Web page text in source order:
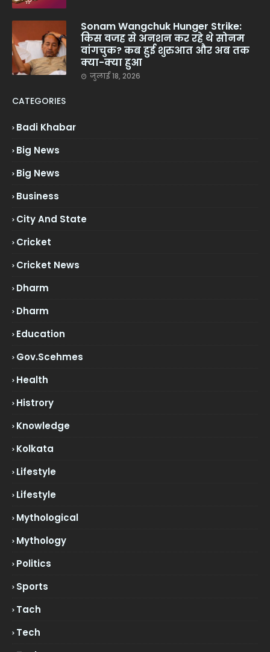
Sonam Wangchuk Hunger Strike:
किस वजह से अनशन कर रहे थे सोनम
वांगचुक? कब हुई शुरुआत और अब तक
क्या-क्या हुआ
जुलाई 18, 2026
CATEGORIES
Badi Khabar
Big News
Big News
Business
City And State
Cricket
Cricket News
Dharm
Dharm
Education
Gov.scehmes
Health
Histrory
Knowledge
Kolkata
Lifestyle
Lifestyle
Mythological
Mythology
Politics
Sports
Tach
Tech